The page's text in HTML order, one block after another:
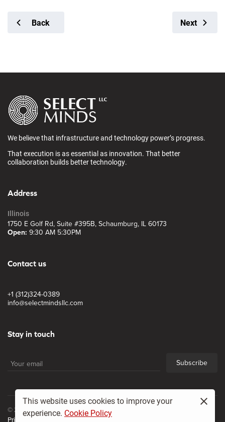
Back Next
We believe that infrastructure and technology power’s progress.
That execution is as essential as innovation. That better
collaboration builds better technology.
Address
Illinois
1750 E Golf Rd, Suite #395B, Schaumburg, IL 60173
Open: 9:30 AM 5:30PM
Contact us
+1 (312)324-0389
info@selectmindsllc.com
Stay in touch
Subscribe
© 2017, Select Minds LLC
Privacy policy Site map All Rights Reserved.
This website uses cookies to improve your
experience. Cookie Policy